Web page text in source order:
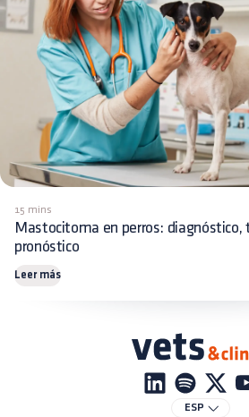
15 mins
Mastocitoma en perros:
pronóstico
Leer más
ESP